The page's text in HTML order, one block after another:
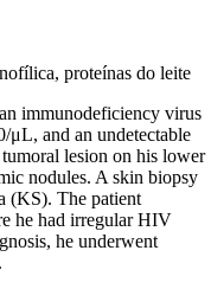
proteínas do leite
immunodeficiency virus
and an undetectable
lesion on his lower
nodules. A skin biopsy
(KS). The patient
he had irregular HIV
he underwent